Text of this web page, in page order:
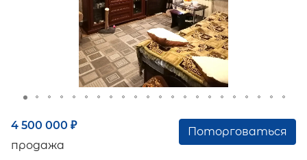
4 500 000 ₽
продажа
Поторговаться